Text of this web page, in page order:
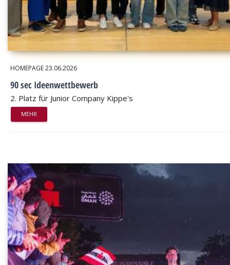
HOMEPAGE23.06.2026
90 sec Ideenwettbewerb
2. Platz für Junior Company Kippe's
MEHR